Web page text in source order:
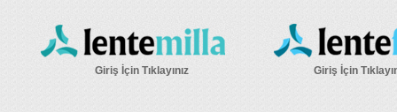
Giriş İçin Tıklayınız Giriş İçin